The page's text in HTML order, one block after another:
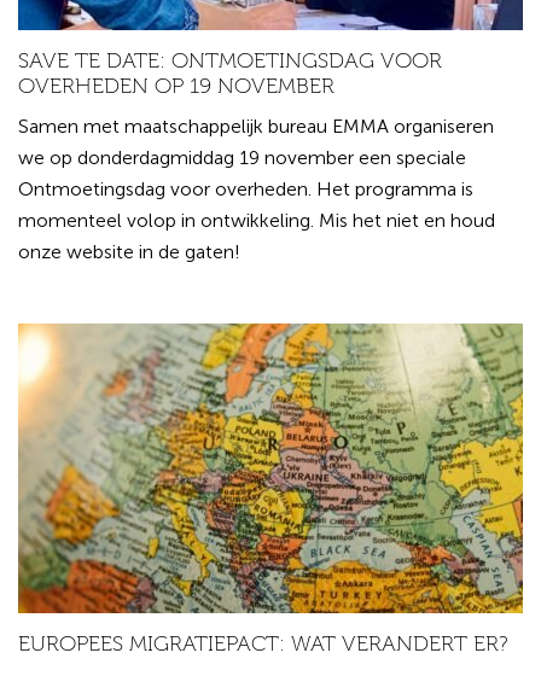
SAVE TE DATE: ONTMOETINGSDAG VOOR
OVERHEDEN OP 19 NOVEMBER
Samen met maatschappelijk bureau EMMA organiseren
we op donderdagmiddag 19 november een speciale
Ontmoetingsdag voor overheden. Het programma is
momenteel volop in ontwikkeling. Mis het niet en houd
onze website in de gaten!
EUROPEES MIGRATIEPACT: WAT VERANDERT ER?